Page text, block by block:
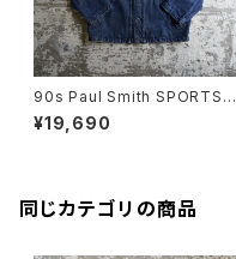
90s Paul Smith SPORTSW
EAR Denim Coverall
¥19,690
同じカテゴリの商品